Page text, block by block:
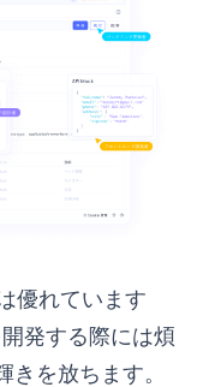
優れています
発する際には煩
きを放ちます。